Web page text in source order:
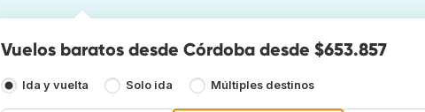
Vuelos baratos desde Córdoba desde $653.857
Ida y vuelta Solo ida Múltiples destinos